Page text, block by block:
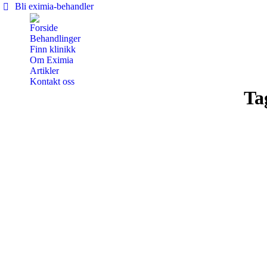
Bli eximia-behandler
Forside
Behandlinger
Finn klinikk
Om Eximia
Artikler
Kontakt oss